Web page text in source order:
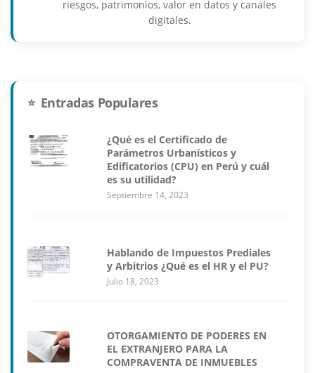
riesgos, patrimonios, valor en datos y canales
digitales.
Entradas Populares
¿Qué es el Certificado de
Parámetros Urbanísticos y
Edificatorios (CPU) en Perú y cuál
es su utilidad?
Septiembre 14, 2023
Hablando de Impuestos Prediales
y Arbitrios ¿Qué es el HR y el PU?
Julio 18, 2023
OTORGAMIENTO DE PODERES EN
EL EXTRANJERO PARA LA
COMPRAVENTA DE INMUEBLES